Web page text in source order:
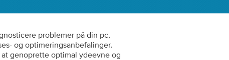
problemer på din pc,
og optimeringsanbefalinger.
genoprette optimal ydeevne og